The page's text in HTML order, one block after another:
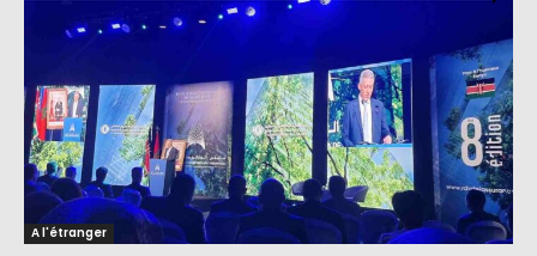
A l'étranger